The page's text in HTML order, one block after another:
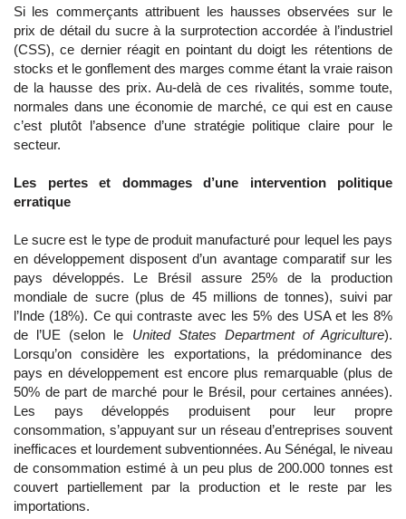
Si les commerçants attribuent les hausses observées sur le
prix de détail du sucre à la surprotection accordée à l’industriel
(CSS), ce dernier réagit en pointant du doigt les rétentions de
stocks et le gonflement des marges comme étant la vraie raison
de la hausse des prix. Au-delà de ces rivalités, somme toute,
normales dans une économie de marché, ce qui est en cause
c’est plutôt l’absence d’une stratégie politique claire pour le
secteur.
Les pertes et dommages d’une intervention politique
erratique
Le sucre est le type de produit manufacturé pour lequel les pays
en développement disposent d’un avantage comparatif sur les
pays développés. Le Brésil assure 25% de la production
mondiale de sucre (plus de 45 millions de tonnes), suivi par
l’Inde (18%). Ce qui contraste avec les 5% des USA et les 8%
de l’UE (selon le United States Department of Agriculture).
Lorsqu’on considère les exportations, la prédominance des
pays en développement est encore plus remarquable (plus de
50% de part de marché pour le Brésil, pour certaines années).
Les pays développés produisent pour leur propre
consommation, s’appuyant sur un réseau d’entreprises souvent
inefficaces et lourdement subventionnées. Au Sénégal, le niveau
de consommation estimé à un peu plus de 200.000 tonnes est
couvert partiellement par la production et le reste par les
importations.